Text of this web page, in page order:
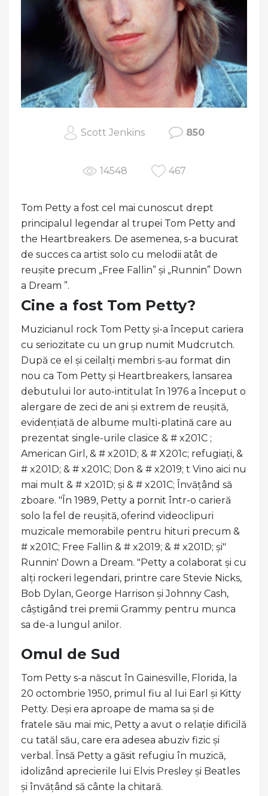
Scott Jenkins 850
14548 467
Tom Petty a fost cel mai cunoscut drept
principalul legendar al trupei Tom Petty and
the Heartbreakers. De asemenea, s-a bucurat
de succes ca artist solo cu melodii atât de
reușite precum „Free Fallin” și „Runnin” Down
a Dream ”.
Cine a fost Tom Petty?
Muzicianul rock Tom Petty și-a început cariera
cu seriozitate cu un grup numit Mudcrutch.
După ce el și ceilalți membri s-au format din
nou ca Tom Petty și Heartbreakers, lansarea
debutului lor auto-intitulat în 1976 a început o
alergare de zeci de ani și extrem de reușită,
evidențiată de albume multi-platină care au
prezentat single-urile clasice & # x201C ;
American Girl, & # x201D; & # X201c; refugiați, &
# x201D; & # x201C; Don & # x2019; t Vino aici nu
mai mult & # x201D; și & # x201C; Învățând să
zboare. "În 1989, Petty a pornit într-o carieră
solo la fel de reușită, oferind videoclipuri
muzicale memorabile pentru hituri precum &
# x201C; Free Fallin & # x2019; & # x201D; și"
Runnin' Down a Dream. "Petty a colaborat și cu
alți rockeri legendari, printre care Stevie Nicks,
Bob Dylan, George Harrison și Johnny Cash,
câștigând trei premii Grammy pentru munca
sa de-a lungul anilor.
Omul de Sud
Tom Petty s-a născut în Gainesville, Florida, la
20 octombrie 1950, primul fiu al lui Earl și Kitty
Petty. Deși era aproape de mama sa și de
fratele său mai mic, Petty a avut o relație dificilă
cu tatăl său, care era adesea abuziv fizic și
verbal. Însă Petty a găsit refugiu în muzică,
idolizând aprecierile lui Elvis Presley și Beatles
și învățând să cânte la chitară.